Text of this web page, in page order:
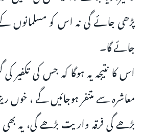
پڑھی جائے گی نہ اس کو مسلمانوں
جائے گا۔
اس کا نتیجہ یہ ہوگا کہ جس کی
معاشرہ سے متنفر ہوجائیں گے ، خوں
بڑھے گی فرقہ واریت بڑھے گی، یہ